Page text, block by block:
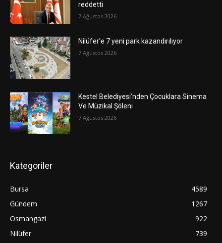
reddetti
7 Ağustos 2026
Nilüfer’e 7 yeni park kazandırılıyor
7 Ağustos 2026
Kestel Belediyesi’nden Çocuklara Sinema
Ve Müzikal Şöleni
7 Ağustos 2026
Kategoriler
Bursa
4589
Gündem
1267
Osmangazi
922
Nilüfer
739